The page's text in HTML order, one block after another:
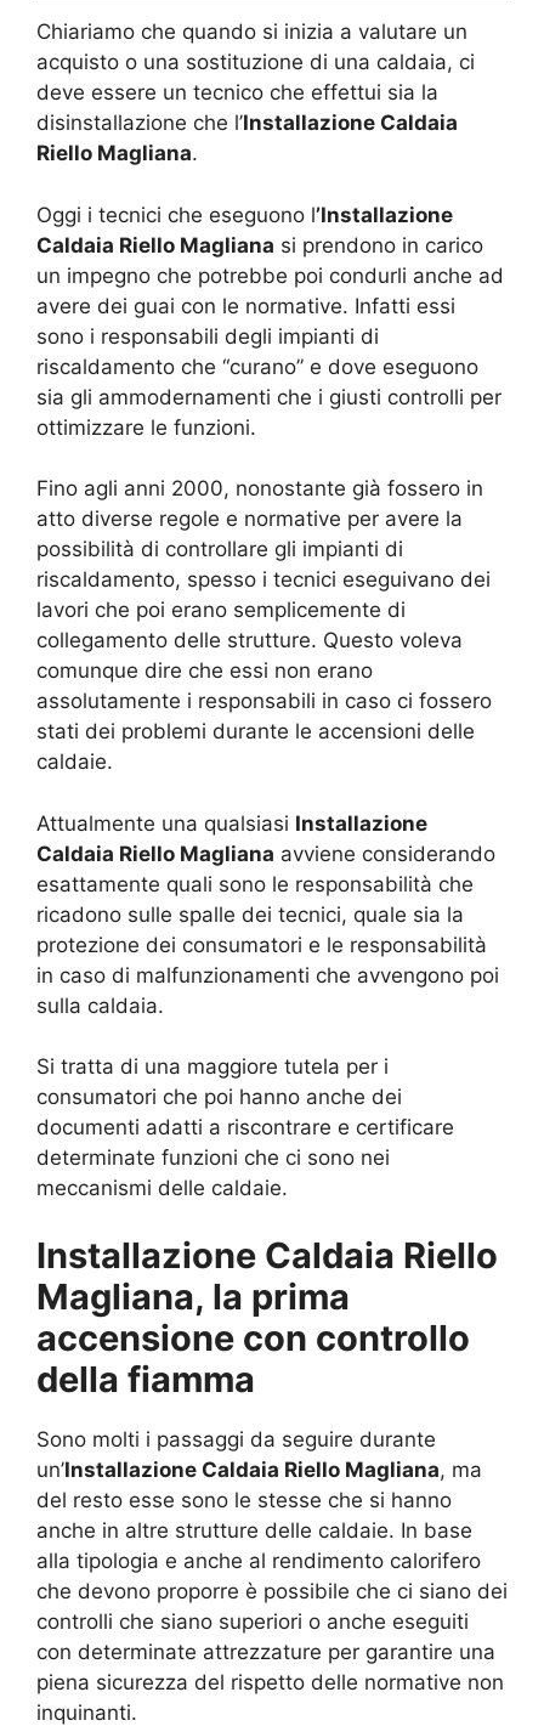
Chiariamo che quando si inizia a valutare un
acquisto o una sostituzione di una caldaia, ci
deve essere un tecnico che effettui sia la
disinstallazione che l’Installazione Caldaia
Riello Magliana.
Oggi i tecnici che eseguono l’Installazione
Caldaia Riello Magliana si prendono in carico
un impegno che potrebbe poi condurli anche ad
avere dei guai con le normative. Infatti essi
sono i responsabili degli impianti di
riscaldamento che “curano” e dove eseguono
sia gli ammodernamenti che i giusti controlli per
ottimizzare le funzioni.
Fino agli anni 2000, nonostante già fossero in
atto diverse regole e normative per avere la
possibilità di controllare gli impianti di
riscaldamento, spesso i tecnici eseguivano dei
lavori che poi erano semplicemente di
collegamento delle strutture. Questo voleva
comunque dire che essi non erano
assolutamente i responsabili in caso ci fossero
stati dei problemi durante le accensioni delle
caldaie.
Attualmente una qualsiasi Installazione
Caldaia Riello Magliana avviene considerando
esattamente quali sono le responsabilità che
ricadono sulle spalle dei tecnici, quale sia la
protezione dei consumatori e le responsabilità
in caso di malfunzionamenti che avvengono poi
sulla caldaia.
Si tratta di una maggiore tutela per i
consumatori che poi hanno anche dei
documenti adatti a riscontrare e certificare
determinate funzioni che ci sono nei
meccanismi delle caldaie.
Installazione Caldaia Riello
Magliana, la prima
accensione con controllo
della fiamma
Sono molti i passaggi da seguire durante
un’Installazione Caldaia Riello Magliana, ma
del resto esse sono le stesse che si hanno
anche in altre strutture delle caldaie. In base
alla tipologia e anche al rendimento calorifero
che devono proporre è possibile che ci siano dei
controlli che siano superiori o anche eseguiti
con determinate attrezzature per garantire una
piena sicurezza del rispetto delle normative non
inquinanti.